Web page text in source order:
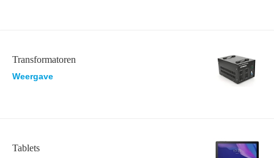
Transformatoren
Weergave
Tablets